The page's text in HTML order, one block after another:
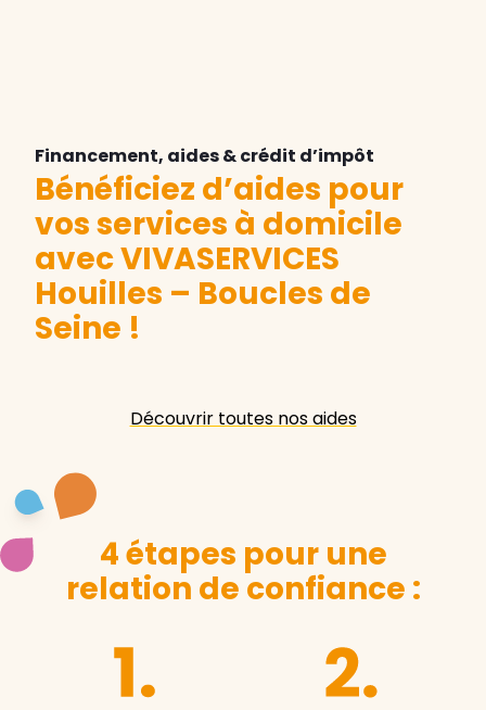
Financement, aides & crédit d’impôt
Bénéficiez d’aides pour
vos services à domicile
avec VIVASERVICES
Houilles – Boucles de
Seine !
Découvrir toutes nos aides
4 étapes pour une
relation de confiance :